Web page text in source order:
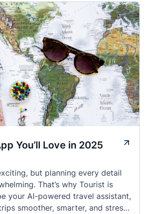
You’ll Love in 2025
but planning every detail
That’s why Tourist is
your AI-powered travel assistant,
smoother, smarter, and stress-